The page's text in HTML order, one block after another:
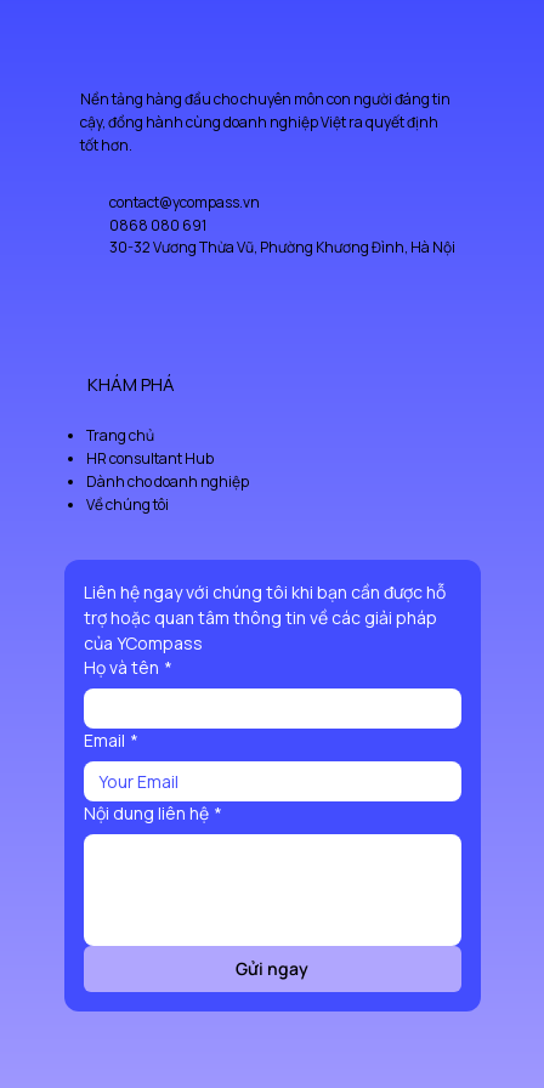
Nền tảng hàng đầu cho chuyên môn con người đáng tin
cậy, đồng hành cùng doanh nghiệp Việt ra quyết định
tốt hơn.
contact@ycompass.vn
0868 080 691
30-32 Vương Thừa Vũ, Phường Khương Đình, Hà Nội
KHÁM PHÁ
Trang chủ
HR consultant Hub
Dành cho doanh nghiệp
Về chúng tôi
Liên hệ ngay với chúng tôi khi bạn cần được hỗ
trợ hoặc quan tâm thông tin về các giải pháp
của YCompass
Họ và tên *
Email *
Nội dung liên hệ *
Gửi ngay